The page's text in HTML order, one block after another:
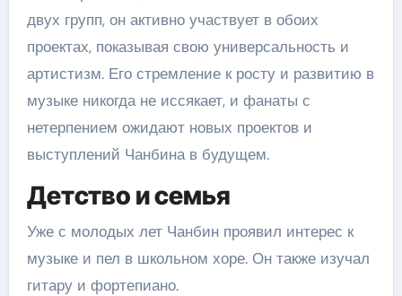
двух групп, он активно участвует в обоих
проектах, показывая свою универсальность и
артистизм. Его стремление к росту и развитию в
музыке никогда не иссякает, и фанаты с
нетерпением ожидают новых проектов и
выступлений Чанбина в будущем.
Детство и семья
Уже с молодых лет Чанбин проявил интерес к
музыке и пел в школьном хоре. Он также изучал
гитару и фортепиано.